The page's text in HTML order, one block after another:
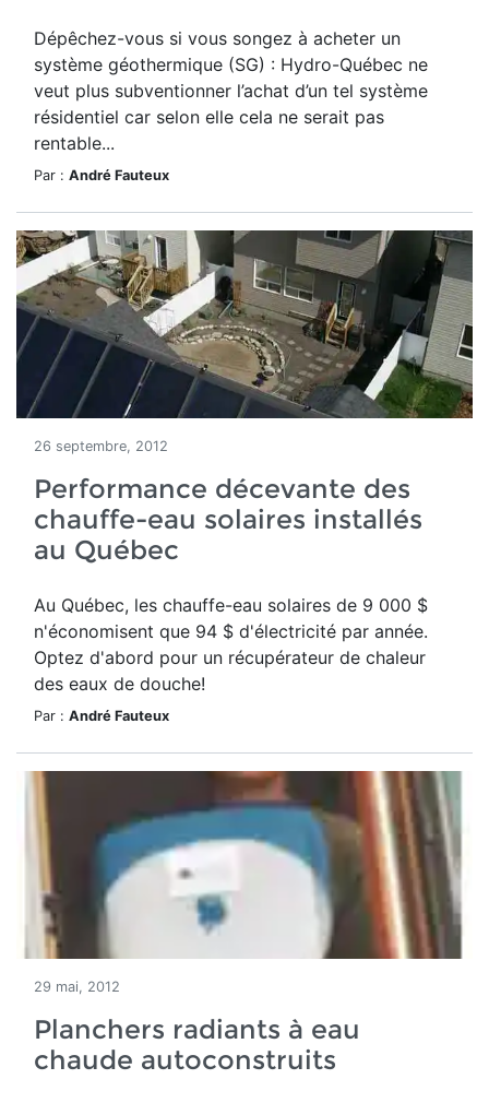
Dépêchez-vous si vous songez à acheter un
système géothermique (SG) : Hydro-Québec ne
veut plus subventionner l’achat d’un tel système
résidentiel car selon elle cela ne serait pas
rentable...
Par : André Fauteux
26 septembre, 2012
Performance décevante des
chauffe-eau solaires installés
au Québec
Au Québec, les chauffe-eau solaires de 9 000 $
n'économisent que 94 $ d'électricité par année.
Optez d'abord pour un récupérateur de chaleur
des eaux de douche!
Par : André Fauteux
29 mai, 2012
Planchers radiants à eau
chaude autoconstruits